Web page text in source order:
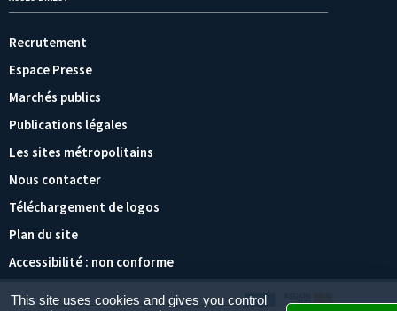
Recrutement
Espace Presse
Marchés publics
Publications légales
Les sites métropolitains
Nous contacter
Téléchargement de logos
Plan du site
Accessibilité : non conforme
Paramétrage des cookies Mentions légales
This site uses cookies and gives you control